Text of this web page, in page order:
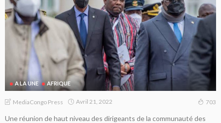
A LA UNE AFRIQUE
MediaCongo Press Avril 21, 2022 703
Une réunion de haut niveau des dirigeants de la communauté des